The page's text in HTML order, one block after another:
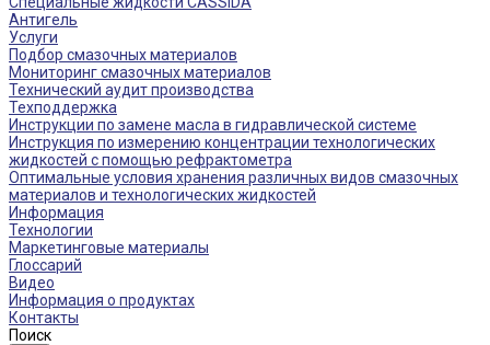
Антигель
Услуги
Подбор смазочных материалов
Мониторинг смазочных материалов
Технический аудит производства
Техподдержка
Инструкции по замене масла в гидравлической системе
Инструкция по измерению концентрации технологических
жидкостей с помощью рефрактометра
Оптимальные условия хранения различных видов смазочных
материалов и технологических жидкостей
Информация
Технологии
Маркетинговые материалы
Глоссарий
Видео
Информация о продуктах
Контакты
Поиск